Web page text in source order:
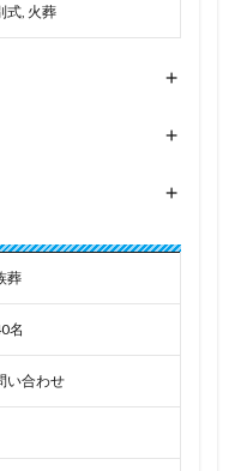
式, 火葬
+
+
+
葬
名
い合わせ